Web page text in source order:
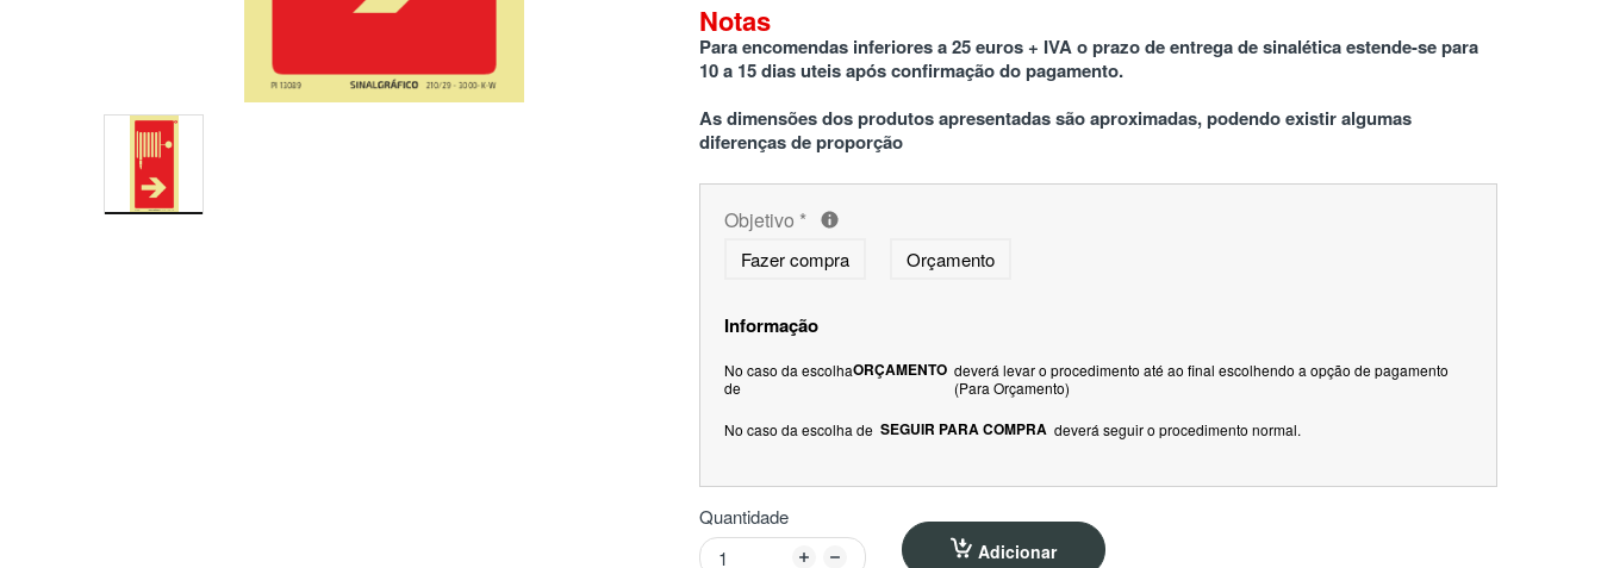
Notas
Para encomendas inferiores a 25 euros + IVA o prazo de entrega de sinalética estende-se para
10 a 15 dias uteis após confirmação do pagamento.
As dimensões dos produtos apresentadas são aproximadas, podendo existir algumas
diferenças de proporção
Objetivo *
Fazer compra Orçamento
Informação
No caso da escolha
de
ORÇAMENTOdeverá levar o procedimento até ao final escolhendo a opção de pagamento
(Para Orçamento)
No caso da escolha de SEGUIR PARA COMPRA deverá seguir o procedimento normal.
Quantidade
Adicionar